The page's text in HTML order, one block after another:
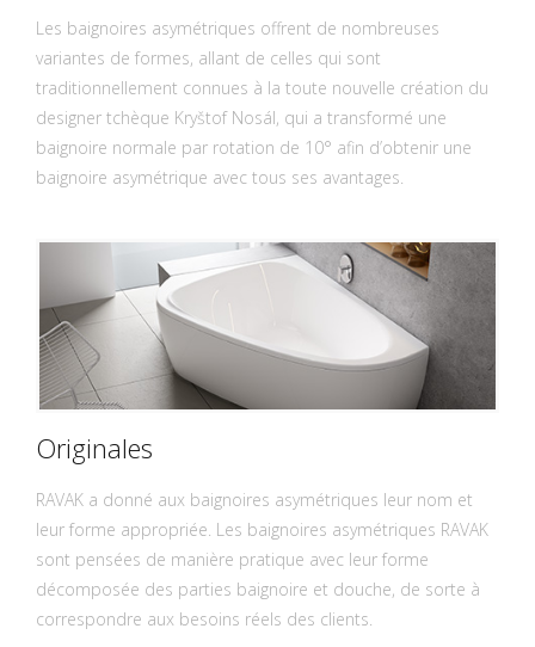
Les baignoires asymétriques offrent de nombreuses
variantes de formes, allant de celles qui sont
traditionnellement connues à la toute nouvelle création du
designer tchèque Kryštof Nosál, qui a transformé une
baignoire normale par rotation de 10° afin d’obtenir une
baignoire asymétrique avec tous ses avantages.
Originales
RAVAK a donné aux baignoires asymétriques leur nom et
leur forme appropriée. Les baignoires asymétriques RAVAK
sont pensées de manière pratique avec leur forme
décomposée des parties baignoire et douche, de sorte à
correspondre aux besoins réels des clients.